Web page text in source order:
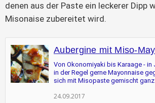
denen aus der Paste ein leckerer Dipp
Misonaise zubereitet wird.
Aubergine mit Miso-
Von Okonomiyaki bis Karaage - in
in der Regel gerne Mayonnaise
sich mit Misopaste gemischt ganz
24.09.2017